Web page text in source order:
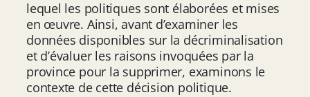
lequel les politiques sont élaborées et mises
en œuvre. Ainsi, avant d’examiner les
données disponibles sur la décriminalisation
et d’évaluer les raisons invoquées par la
province pour la supprimer, examinons le
contexte de cette décision politique.